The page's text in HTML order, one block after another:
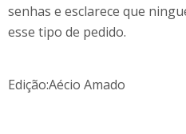
senhas e esclarece que
esse tipo de pedido.
Edição:Aécio Amado